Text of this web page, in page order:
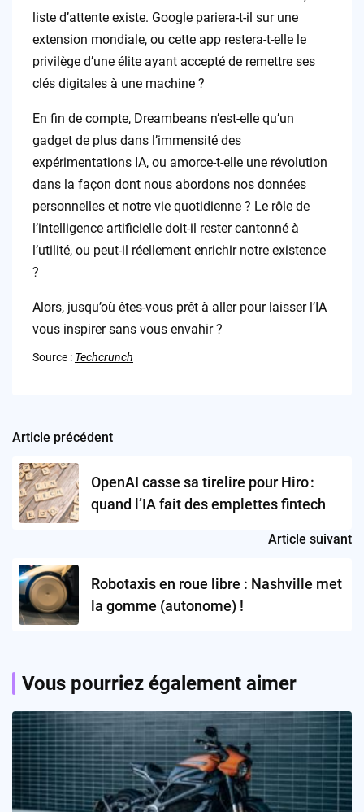
liste d’attente existe. Google pariera-t-il sur une
extension mondiale, ou cette app restera-t-elle le
privilège d’une élite ayant accepté de remettre ses
clés digitales à une machine ?
En fin de compte, Dreambeans n’est-elle qu’un
gadget de plus dans l’immensité des
expérimentations IA, ou amorce-t-elle une révolution
dans la façon dont nous abordons nos données
personnelles et notre vie quotidienne ? Le rôle de
l’intelligence artificielle doit-il rester cantonné à
l’utilité, ou peut-il réellement enrichir notre existence
?
Alors, jusqu’où êtes-vous prêt à aller pour laisser l’IA
vous inspirer sans vous envahir ?
Source : Techcrunch
Post
navigation
Article précédent
OpenAI casse sa tirelire pour Hiro :
quand l’IA fait des emplettes fintech
Article suivant
Robotaxis en roue libre : Nashville met
la gomme (autonome) !
Vous pourriez également aimer